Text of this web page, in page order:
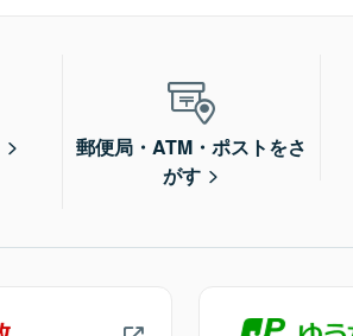
郵便局・ATM・ポストをさ
がす